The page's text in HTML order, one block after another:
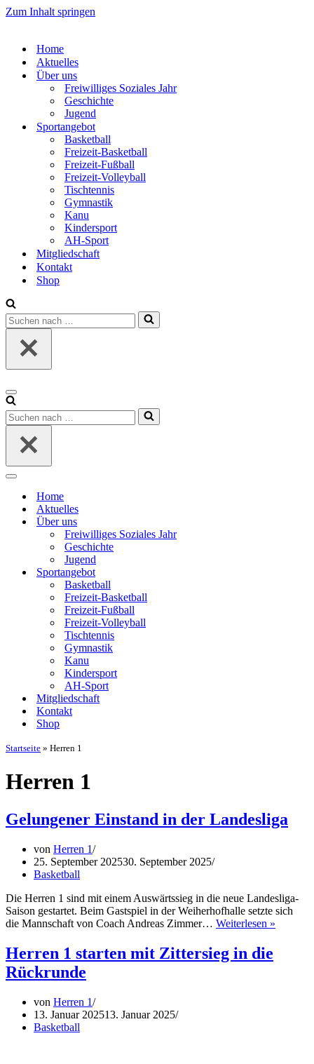
Zum Inhalt springen
Home
Aktuelles
Über uns
Freiwilliges Soziales Jahr
Geschichte
Jugend
Sportangebot
Basketball
Freizeit-Basketball
Freizeit-Fußball
Freizeit-Volleyball
Tischtennis
Gymnastik
Kanu
Kindersport
AH-Sport
Mitgliedschaft
Kontakt
Shop
Suchen
nach …
Navigationsmenü
Suchen
nach …
Navigationsmenü
Home
Aktuelles
Über uns
Freiwilliges Soziales Jahr
Geschichte
Jugend
Sportangebot
Basketball
Freizeit-Basketball
Freizeit-Fußball
Freizeit-Volleyball
Tischtennis
Gymnastik
Kanu
Kindersport
AH-Sport
Mitgliedschaft
Kontakt
Shop
Startseite » Herren 1
Herren 1
Gelungener Einstand in der Landesliga
von Herren 1
25. September 202530. September 2025
Basketball
Die Herren 1 sind mit einem Auswärtssieg in die neue Landesliga-
Saison gestartet. Beim Gastspiel in der Weiherhofhalle setzte sich
die Mannschaft von Coach Andreas Zimmer… Weiterlesen »
Herren 1 starten mit Zittersieg in die
Rückrunde
von Herren 1
13. Januar 202513. Januar 2025
Basketball